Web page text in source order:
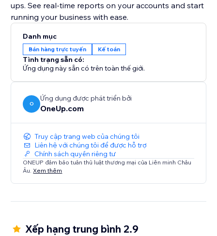
ups. See real-time reports on your accounts and start
running your business with ease.
Danh mục
Bán hàng trực tuyến Kế toán
Tình trạng sẵn có:
Ứng dụng này sẵn có trên toàn thế giới.
O
Ứng dụng được phát triển bởi
OneUp.com
Truy cập trang web của chúng tôi
Liên hệ với chúng tôi để được hỗ trợ
Chính sách quyền riêng tư
ONEUP đảm bảo tuân thủ luật thương mại của Liên minh Châu
Âu. Xem thêm
Xếp hạng trung bình 2.9